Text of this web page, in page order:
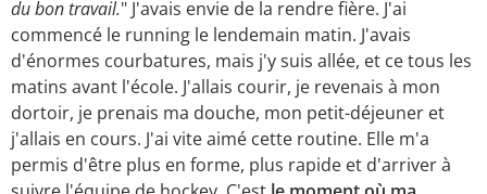
du bon travail." J'avais envie de la rendre fière. J'ai
commencé le running le lendemain matin. J'avais
d'énormes courbatures, mais j'y suis allée, et ce tous les
matins avant l'école. J'allais courir, je revenais à mon
dortoir, je prenais ma douche, mon petit-déjeuner et
j'allais en cours. J'ai vite aimé cette routine. Elle m'a
permis d'être plus en forme, plus rapide et d'arriver à